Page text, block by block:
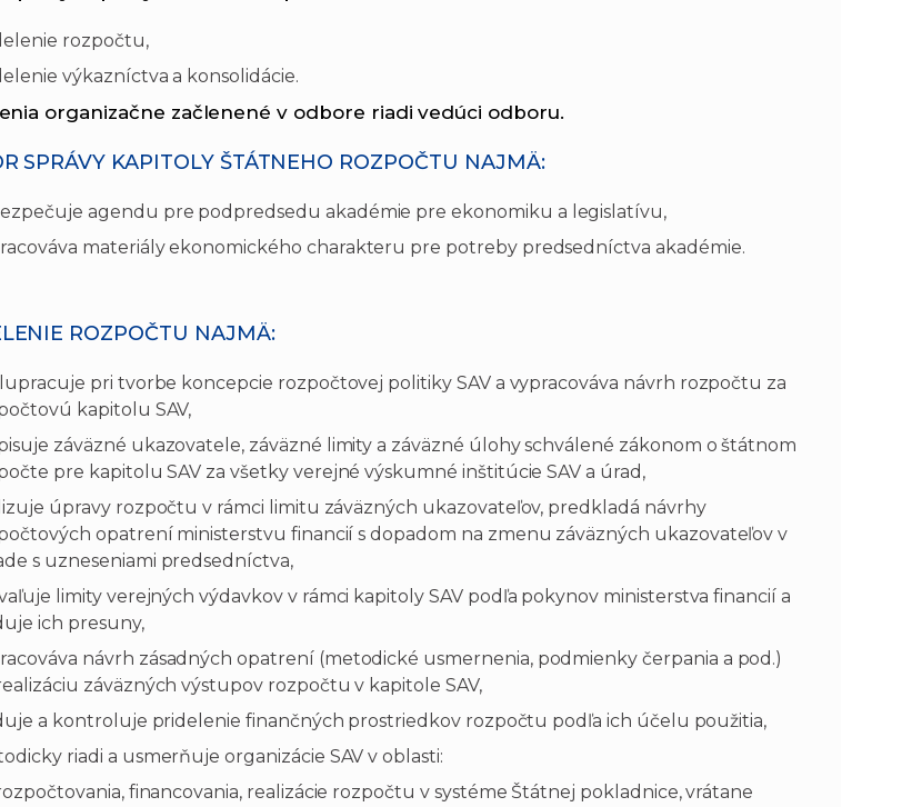
i
e
x
t
rozpočtu,
výkazníctva a konsolidácie.
organizačne začlenené v odbore riadi vedúci odboru.
SPRÁVY KAPITOLY ŠTÁTNEHO ROZPOČTU NAJMÄ:
agendu pre podpredsedu akadémie pre ekonomiku a legislatívu,
materiály ekonomického charakteru pre potreby predsedníctva akadémie.
ROZPOČTU NAJMÄ:
pri tvorbe koncepcie rozpočtovej politiky SAV a vypracováva návrh rozpočtu za
kapitolu SAV,
záväzné ukazovatele, záväzné limity a záväzné úlohy schválené zákonom o štátnom
pre kapitolu SAV za všetky verejné výskumné inštitúcie SAV a úrad,
úpravy rozpočtu v rámci limitu záväzných ukazovateľov, predkladá návrhy
opatrení ministerstvu financií s dopadom na zmenu záväzných ukazovateľov v
s uzneseniami predsedníctva,
limity verejných výdavkov v rámci kapitoly SAV podľa pokynov ministerstva financií a
ich presuny,
návrh zásadných opatrení (metodické usmernenia, podmienky čerpania a pod.)
záväzných výstupov rozpočtu v kapitole SAV,
a kontroluje pridelenie finančných prostriedkov rozpočtu podľa ich účelu použitia,
riadi a usmerňuje organizácie SAV v oblasti:
financovania, realizácie rozpočtu v systéme Štátnej pokladnice, vrátane